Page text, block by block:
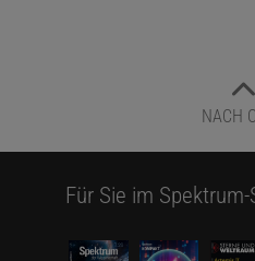
NACH
Für Sie im